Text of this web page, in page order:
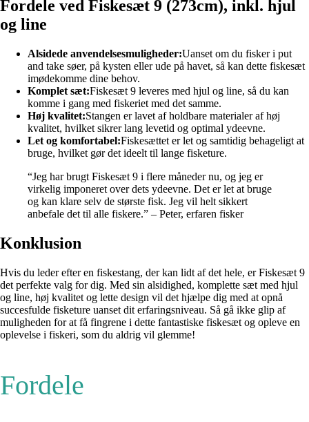
Fordele ved Fiskesæt 9 (273cm), inkl. hjul
og line
Alsidede anvendelsesmuligheder:Uanset om du fisker i put
and take søer, på kysten eller ude på havet, så kan dette fiskesæt
imødekomme dine behov.
Komplet sæt:Fiskesæt 9 leveres med hjul og line, så du kan
komme i gang med fiskeriet med det samme.
Høj kvalitet:Stangen er lavet af holdbare materialer af høj
kvalitet, hvilket sikrer lang levetid og optimal ydeevne.
Let og komfortabel:Fiskesættet er let og samtidig behageligt at
bruge, hvilket gør det ideelt til lange fisketure.
“Jeg har brugt Fiskesæt 9 i flere måneder nu, og jeg er
virkelig imponeret over dets ydeevne. Det er let at bruge
og kan klare selv de største fisk. Jeg vil helt sikkert
anbefale det til alle fiskere.” – Peter, erfaren fisker
Konklusion
Hvis du leder efter en fiskestang, der kan lidt af det hele, er Fiskesæt 9
det perfekte valg for dig. Med sin alsidighed, komplette sæt med hjul
og line, høj kvalitet og lette design vil det hjælpe dig med at opnå
succesfulde fisketure uanset dit erfaringsniveau. Så gå ikke glip af
muligheden for at få fingrene i dette fantastiske fiskesæt og opleve en
oplevelse i fiskeri, som du aldrig vil glemme!
Fordele